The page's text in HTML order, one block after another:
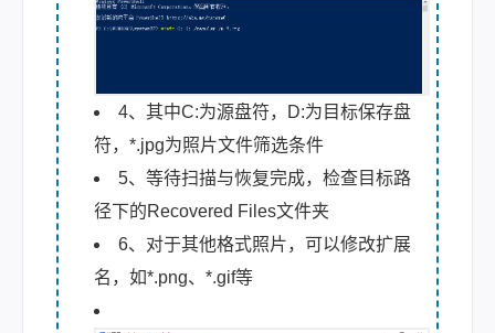
4、其中C:为源盘符，D:为目标保存盘
符，*.jpg为照片文件筛选条件
5、等待扫描与恢复完成，检查目标路
径下的Recovered Files文件夹
6、对于其他格式照片，可以修改扩展
名，如*.png、*.gif等